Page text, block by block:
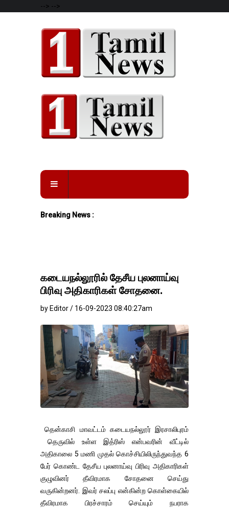
--> -->
Breaking News :
கடையநல்லூரில் தேசீய புலனாய்வு
பிரிவு அதிகாரிகள் சோதனை.
by Editor / 16-09-2023 08:40:27am
தென்காசி மாவட்டம் கடையநல்லூர் இரசாலிபுரம்
தெருவில் உள்ள இத்ரிஸ் என்பவரின் வீட்டில்
அதிகாலை 5 மணி முதல் கொச்சியிலிருந்துவந்த 6
பேர் கொண்ட தேசீய புலனாய்வு பிரிவு அதிகாரிகள்
குழுவினர் தீவிரமாக சோதனை செய்து
வருகின்றனர். இவர் சலப்பு என்கின்ற கொள்கையில்
தீவிரமாக பிரச்சாரம் செய்யும் நபராக